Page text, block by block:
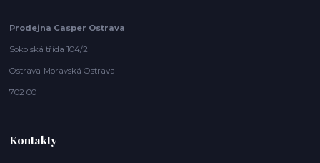
Prodejna Casper Ostrava
Sokolská třída 104/2
Ostrava-Moravská Ostrava
702 00
Kontakty